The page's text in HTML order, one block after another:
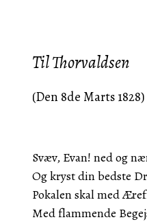
Til Thorvaldsen
(Den 8de Marts 1828)
Svæv, Evan! ned og
Og kryst din bedste
Pokalen skal med
Med flammende